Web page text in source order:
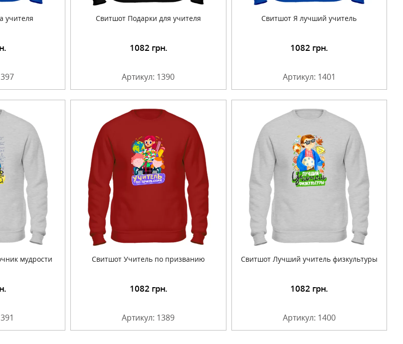
учителя Свитшот Подарки для учителя
1082 грн.
Артикул: 1390
Свитшот Я лучший учитель
Подробнее 1082 грн.
Артикул: 1401
мудрости Свитшот Учитель по призванию
1082 грн.
Артикул: 1389
Свитшот Лучший учитель физкультуры
Подробнее 1082 грн.
Артикул: 1400